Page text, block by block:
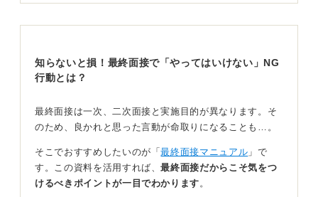
も含めた総合的な評価で内定が出されます。
い中でどのような対応をするのか観察をしていたのかも
しれません。
どうしても行きたい企業なら転職もできる！ 今でき
ることを考えよう
まずは深呼吸をして、散歩をしたり友達と話をしたりし
ながら気持ちを切り替えましょう。
知らないと損！最終面接で「やってはいけない」NG
行動とは？
最終面接は一次、二次面接と実施目的が異なります。そ
のため、良かれと思った言動が命取りになることも…。
そこでおすすめしたいのが「最終面接マニュアル 」で
す。この資料を活用すれば、最終面接だからこそ気をつ
けるべきポイントが一目でわかります 。